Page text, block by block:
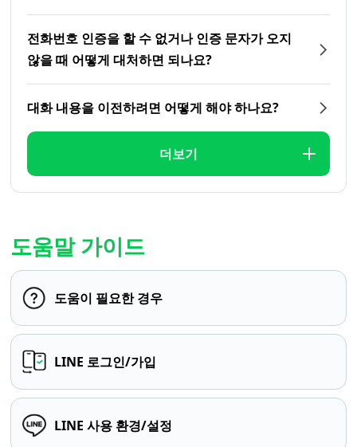
전화번호 인증을 할 수 없거나 인증 문자가 오지
않을 때 어떻게 대처하면 되나요?
대화 내용을 이전하려면 어떻게 해야 하나요?
더보기
도움말 가이드
도움이 필요한 경우
LINE 로그인/가입
LINE 사용 환경/설정